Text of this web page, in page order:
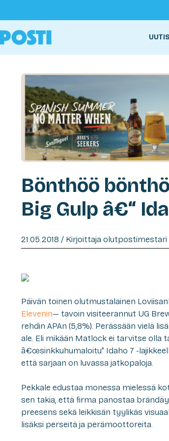
Bönthöö
Big Gulp â€“
21.05.2018 / Kirjoittaja
Päivän toinen olutmustalainen
Elevenin— tavoin visiteerannut UG
rehdin APAn (5,8%). Perässään vielä
ale. Eli mikään Matlock ei tarvitse olla
â€œsinkkuhumaloitu” Idaho 7 -
että sarjaan on luvassa jatkopaloja.
Pekkale edustaa monessa mielessä
sen takia, että firma panostaa
preesens sekä leikkisän tyylikäs
lisäksi perseitä ja perämoottoreita.